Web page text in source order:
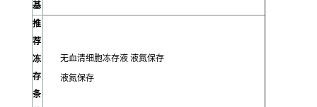
基
推
荐
冻
存
条
无血清细胞冻存液 液氮保存
液氮保存